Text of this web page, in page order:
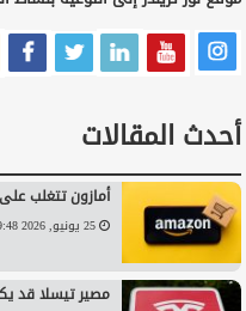
أحدث المقالات
أمازون تتغلب
25 يونيو, 2026 9:48 م
مصير تيسلا قد